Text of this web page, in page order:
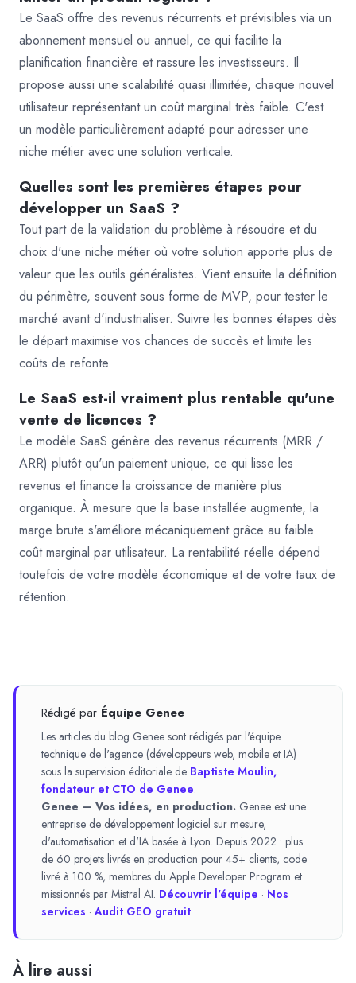
Le SaaS offre des revenus récurrents et prévisibles via un
abonnement mensuel ou annuel, ce qui facilite la
planification financière et rassure les investisseurs. Il
propose aussi une scalabilité quasi illimitée, chaque nouvel
utilisateur représentant un coût marginal très faible. C'est
un modèle particulièrement adapté pour adresser une
niche métier avec une solution verticale.
Quelles sont les premières étapes pour
développer un SaaS ?
Tout part de la validation du problème à résoudre et du
choix d'une niche métier où votre solution apporte plus de
valeur que les outils généralistes. Vient ensuite la définition
du périmètre, souvent sous forme de MVP, pour tester le
marché avant d'industrialiser. Suivre les bonnes étapes dès
le départ maximise vos chances de succès et limite les
coûts de refonte.
Le SaaS est-il vraiment plus rentable qu'une
vente de licences ?
Le modèle SaaS génère des revenus récurrents (MRR /
ARR) plutôt qu'un paiement unique, ce qui lisse les
revenus et finance la croissance de manière plus
organique. À mesure que la base installée augmente, la
marge brute s'améliore mécaniquement grâce au faible
coût marginal par utilisateur. La rentabilité réelle dépend
toutefois de votre modèle économique et de votre taux de
rétention.
Rédigé par Équipe Genee
Les articles du blog Genee sont rédigés par l'équipe
technique de l'agence (développeurs web, mobile et IA)
sous la supervision éditoriale de Baptiste Moulin,
fondateur et CTO de Genee.
Genee — Vos idées, en production. Genee est une
entreprise de développement logiciel sur mesure,
d'automatisation et d'IA basée à Lyon. Depuis 2022 : plus
de 60 projets livrés en production pour 45+ clients, code
livré à 100 %, membres du Apple Developer Program et
missionnés par Mistral AI. Découvrir l'équipe · Nos
services ·Audit GEO gratuit.
À lire aussi